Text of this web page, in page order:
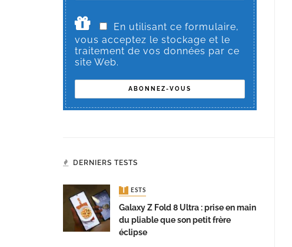
En utilisant ce formulaire,
vous acceptez le stockage et le
traitement de vos données par ce
site Web.
DERNIERS TESTS
TESTS
Galaxy Z Fold 8 Ultra : prise en main
du pliable que son petit frère
éclipse